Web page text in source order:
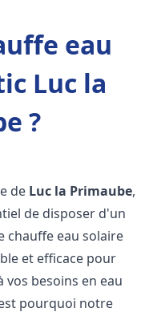
eau
Luc la
?
de Luc la Primaube,
de disposer d'un
chauffe eau solaire
et efficace pour
vos besoins en eau
pourquoi notre